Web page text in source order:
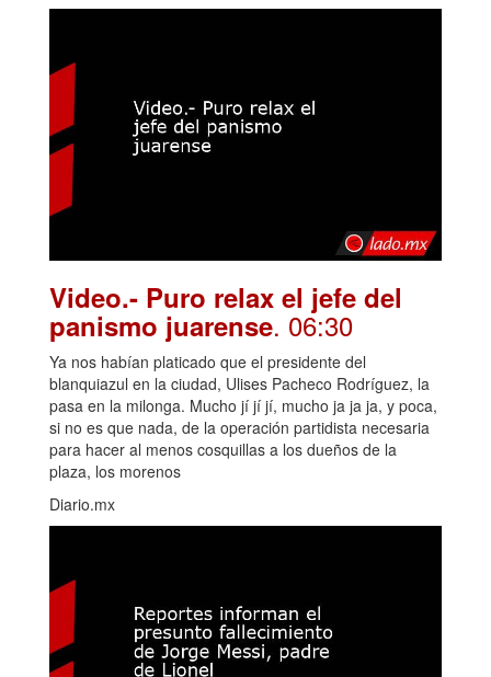
Video.- Puro relax el jefe del
panismo juarense. 06:30
Ya nos habían platicado que el presidente del
blanquiazul en la ciudad, Ulises Pacheco Rodríguez, la
pasa en la milonga. Mucho jí jí jí, mucho ja ja ja, y poca,
si no es que nada, de la operación partidista necesaria
para hacer al menos cosquillas a los dueños de la
plaza, los morenos
Diario.mx